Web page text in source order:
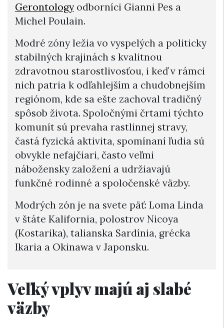
Gerontologyodborníci Gianni Pes a
Michel Poulain.
Modré zóny ležia vo vyspelých a politicky
stabilných krajinách s kvalitnou
zdravotnou starostlivosťou, i keď v rámci
nich patria k odľahlejším a chudobnejším
regiónom, kde sa ešte zachoval tradičný
spôsob života. Spoločnými črtami týchto
komunít sú prevaha rastlinnej stravy,
častá fyzická aktivita, spomínaní ľudia sú
obvykle nefajčiari, často veľmi
nábožensky založení a udržiavajú
funkčné rodinné a spoločenské väzby.
Modrých zón je na svete päť: Loma Linda
v štáte Kalifornia, polostrov Nicoya
(Kostarika), talianska Sardínia, grécka
Ikaria a Okinawa v Japonsku.
Veľký vplyv majú aj slabé
väzby